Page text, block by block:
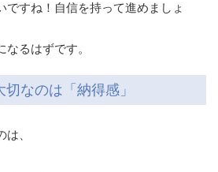
ですね！自信を持って進めましょ
るはずです。
なのは「納得感」
、